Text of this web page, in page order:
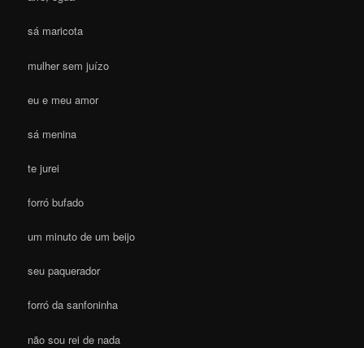
sá maricota
mulher sem juízo
eu e meu amor
sá menina
te jurei
forró bufado
um minuto de um beijo
seu paquerador
forró da sanfoninha
não sou rei de nada